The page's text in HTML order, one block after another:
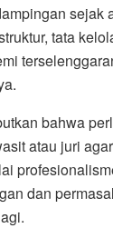
sejak
tata
bahwa
atau juri
dan